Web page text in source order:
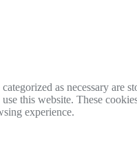
as necessary are
this website. These
experience.